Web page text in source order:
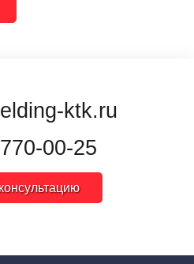
ktk.ru
00-25